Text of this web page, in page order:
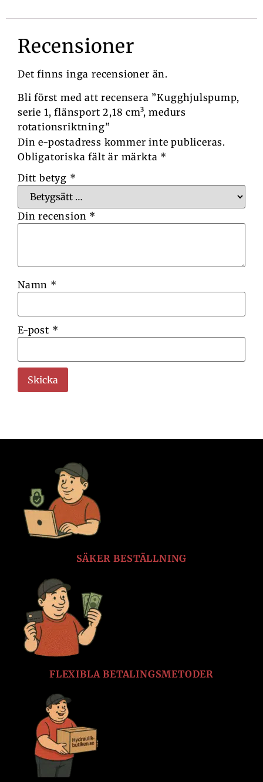
Recensioner
Det finns inga recensioner än.
Bli först med att recensera ”Kugghjulspump,
serie 1, flänsport 2,18 cm³, medurs
rotationsriktning”
Din e-postadress kommer inte publiceras.
Obligatoriska fält är märkta *
Ditt betyg *
Din recension *
Namn *
E-post *
SÄKER BESTÄLLNING
FLEXIBLA BETALINGSMETODER